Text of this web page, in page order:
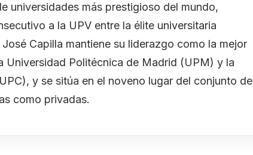
universidades más prestigioso del mundo,
a la UPV entre la élite universitaria
Capilla mantiene su liderazgo como la mejor
Universidad Politécnica de Madrid (UPM) y la
y se sitúa en el noveno lugar del conjunto de
como privadas.